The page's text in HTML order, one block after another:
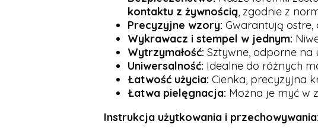
kontaktu z żywnością, zgodnie z
Precyzyjne wzory: Gwarantują ostre,
Wykrawacz i stempel w jednym:
Wytrzymałość: Sztywne, odporne na
Uniwersalność: Idealne do różnych
Łatwość użycia: Cienka, precyzyjna
Łatwa pielęgnacja: Można je myć w
Instrukcja użytkowania i przechowywania: